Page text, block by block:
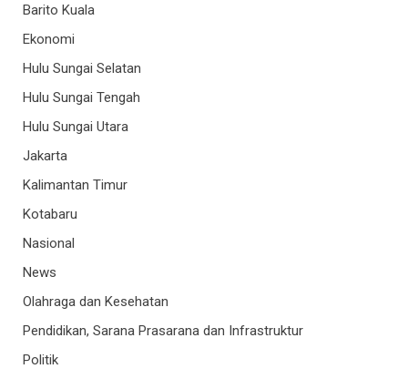
Barito Kuala
Ekonomi
Hulu Sungai Selatan
Hulu Sungai Tengah
Hulu Sungai Utara
Jakarta
Kalimantan Timur
Kotabaru
Nasional
News
Olahraga dan Kesehatan
Pendidikan, Sarana Prasarana dan Infrastruktur
Politik